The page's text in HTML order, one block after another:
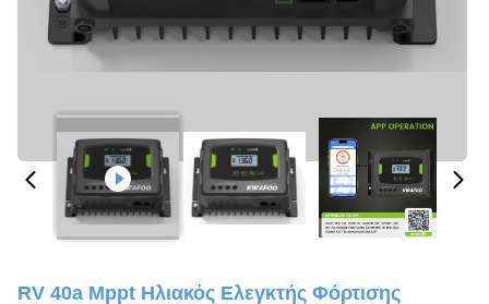
RV 40a Mppt Ηλιακός Ελεγκτής Φόρτισης